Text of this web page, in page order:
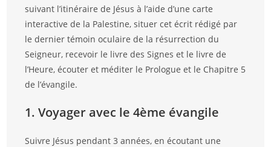
suivant l’itinéraire de Jésus à l’aide d’une carte
interactive de la Palestine, situer cet écrit rédigé par
le dernier témoin oculaire de la résurrection du
Seigneur, recevoir le livre des Signes et le livre de
l’Heure, écouter et méditer le Prologue et le Chapitre 5
de l’évangile.
1. Voyager avec le 4ème évangile
Suivre Jésus pendant 3 années, en écoutant une